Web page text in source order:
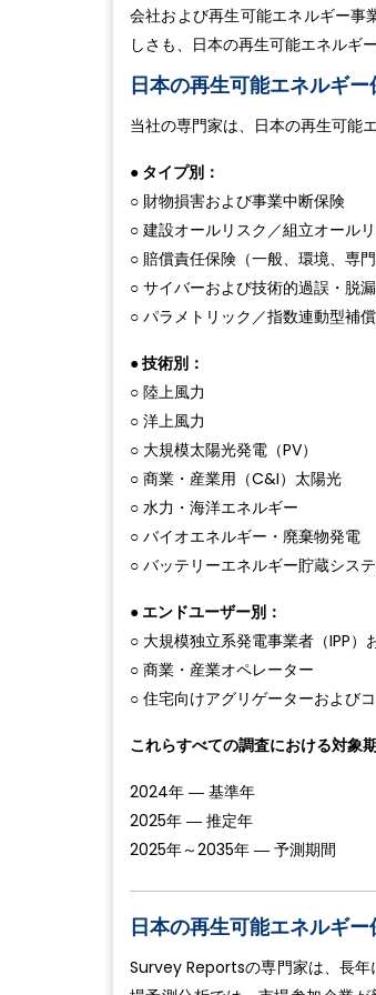
会社および再生可能エネルギー事
しさも、日本の再生可能エネルギ
日本の再生可能エネルギ
当社の専門家は、日本の再生可能
● タイプ別：
○ 財物損害および事業中断保険
○ 建設オールリスク／組立オール
○ 賠償責任保険（一般、環境、専門
○ サイバーおよび技術的過誤・脱
○ パラメトリック／指数連動型補償
● 技術別：
○ 陸上風力
○ 洋上風力
○ 大規模太陽光発電（PV）
○ 商業・産業用（C&I）太陽光
○ 水力・海洋エネルギー
○ バイオエネルギー・廃棄物発電
○ バッテリーエネルギー貯蔵システ
● エンドユーザー別：
○ 大規模独立系発電事業者（IPP）
○ 商業・産業オペレーター
○ 住宅向けアグリゲーターおよび
これらすべての調査における対象
2024年 ― 基準年
2025年 ― 推定年
2025年～2035年 ― 予測期間
日本の再生可能エネルギ
Survey Reportsの専門家は、長年